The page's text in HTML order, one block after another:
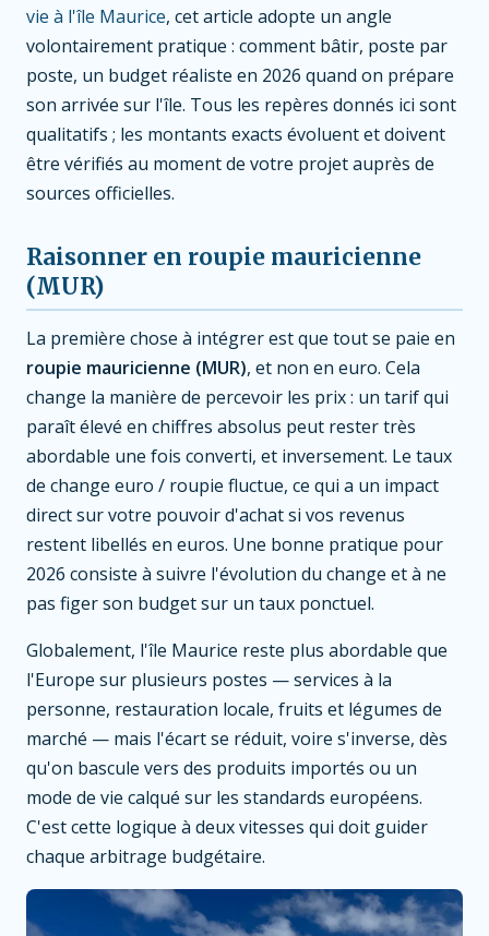
vie à l'île Maurice, cet article adopte un angle
volontairement pratique : comment bâtir, poste par
poste, un budget réaliste en 2026 quand on prépare
son arrivée sur l'île. Tous les repères donnés ici sont
qualitatifs ; les montants exacts évoluent et doivent
être vérifiés au moment de votre projet auprès de
sources officielles.
Raisonner en roupie mauricienne
(MUR)
La première chose à intégrer est que tout se paie en
roupie mauricienne (MUR), et non en euro. Cela
change la manière de percevoir les prix : un tarif qui
paraît élevé en chiffres absolus peut rester très
abordable une fois converti, et inversement. Le taux
de change euro / roupie fluctue, ce qui a un impact
direct sur votre pouvoir d'achat si vos revenus
restent libellés en euros. Une bonne pratique pour
2026 consiste à suivre l'évolution du change et à ne
pas figer son budget sur un taux ponctuel.
Globalement, l'île Maurice reste plus abordable que
l'Europe sur plusieurs postes — services à la
personne, restauration locale, fruits et légumes de
marché — mais l'écart se réduit, voire s'inverse, dès
qu'on bascule vers des produits importés ou un
mode de vie calqué sur les standards européens.
C'est cette logique à deux vitesses qui doit guider
chaque arbitrage budgétaire.